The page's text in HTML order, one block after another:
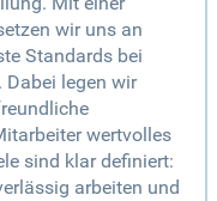
wir uns an
Standards bei
Dabei legen wir
wertvolles
sind klar definiert:
arbeiten und